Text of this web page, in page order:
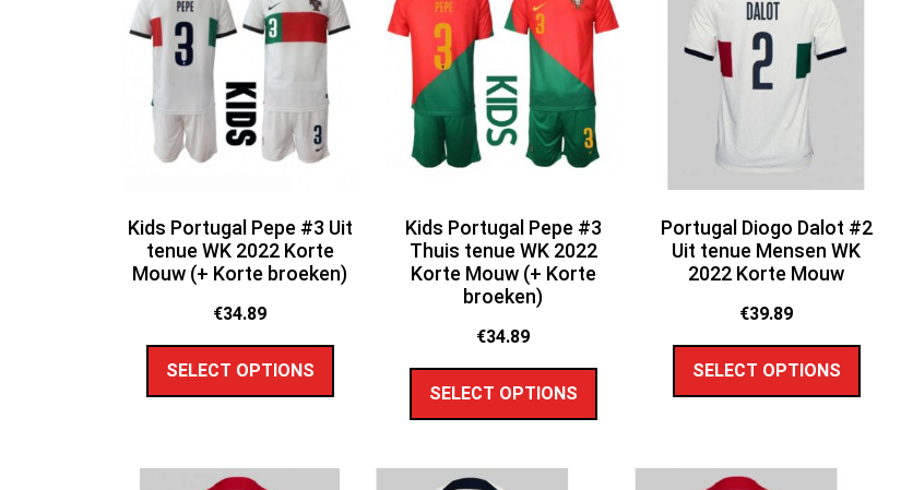
Kids Portugal Pepe #3 Uit
tenue WK 2022 Korte
Mouw (+ Korte broeken)
€34.89
SELECT OPTIONS
Kids Portugal Pepe #3
Thuis tenue WK 2022
Korte Mouw (+ Korte
broeken)
€34.89
SELECT OPTIONS
Portugal Diogo Dalot #2
Uit tenue Mensen WK
2022 Korte Mouw
€39.89
SELECT OPTIONS